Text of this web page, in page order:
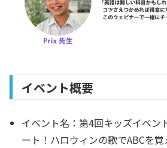
イベント概要
イベント名： 第4回キッズイベン
ート！ハロウィンの歌でABCを覚